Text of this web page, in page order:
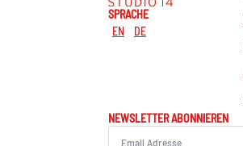
SPRACHE
EN
DE
NEWSLETTER ABONNIEREN